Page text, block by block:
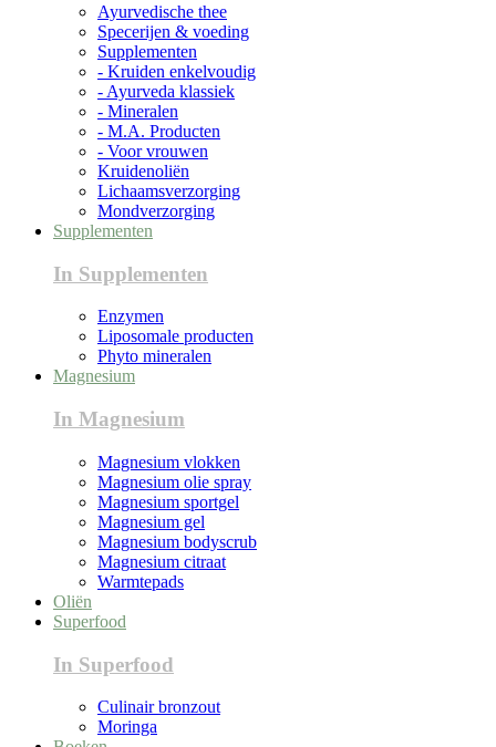
Ayurvedische thee
Specerijen & voeding
Supplementen
- Kruiden enkelvoudig
- Ayurveda klassiek
- Mineralen
- M.A. Producten
- Voor vrouwen
Kruidenoliën
Lichaamsverzorging
Mondverzorging
Supplementen
In Supplementen
Enzymen
Liposomale producten
Phyto mineralen
Magnesium
In Magnesium
Magnesium vlokken
Magnesium olie spray
Magnesium sportgel
Magnesium gel
Magnesium bodyscrub
Magnesium citraat
Warmtepads
Oliën
Superfood
In Superfood
Culinair bronzout
Moringa